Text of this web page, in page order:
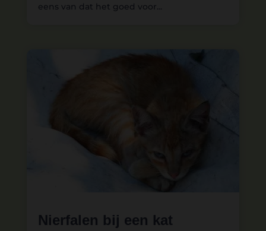
eens van dat het goed voor...
Nierfalen bij een kat